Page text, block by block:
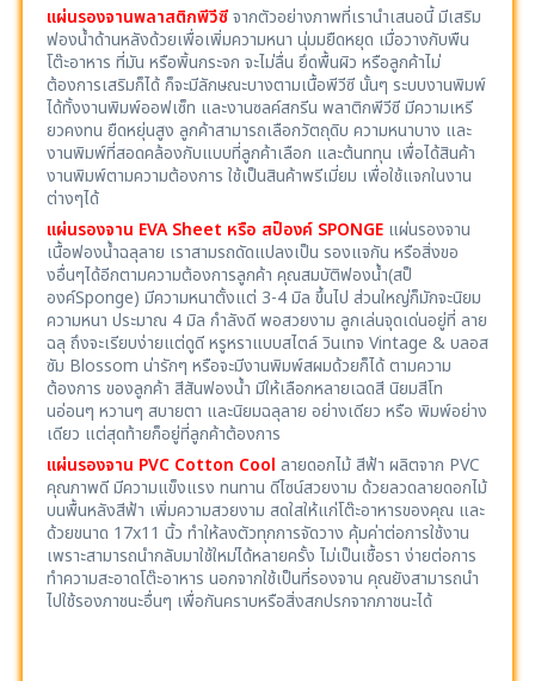
แผ่นรองจานพลาสติกพีวีซีจากตัวอย่างภาพที่เรานำเสนอนี้ มีเสริม
ฟองน้ำด้านหลังด้วยเพื่อเพิ่มความหนา นุ่มมยืดหยุด เมื่อวางกับพืน
โต๊ะอาหาร ที่มัน หรือพิ้นกระจก จะไม่ลื่น ยึดพื้นผิว หรือลูกค้าไม่
ต้องการเสริมก็ได้ ก็จะมีลักษณะบางตามเนื้อพีวีซี นั้นๆ ระบบงานพิมพ์
ได้ทั้งงานพิมพ์ออฟเซ็ท และงานซลค์สกรีน พลาติกพีวีซี มีความเหรี
ยวคงทน ยืดหยุ่นสูง ลูกค้าสามารถเลือกวัตถุดิบ ความหนาบาง และ
งานพิมพ์ที่สอดคล้องกับแบบที่ลูกค้าเลือก และต้นททุน เพื่อได้สินค้า
งานพิมพ์ตามความต้องการ ใช้เป็นสินค้าพรีเมี่ยม เพื่อใช้แจกในงาน
ต่างๆได้
แผ่นรองจาน EVA Sheet หรือ สป็องค์ SPONGEแผ่นรองจาน
เนื้อฟองน้ำฉลุลาย เราสามรถดัดแปลงเป็น รองแจกัน หรือสิ่งขอ
งอื่นๆได้อีกตามความต้องการลูกค้า คุณสมบัติฟองน้ำ(สป็
องค์Sponge) มีความหนาตั้งแต่ 3-4 มิล ขึ้นไป ส่วนใหญ่ก็มักจะนิยม
ความหนา ประมาณ 4 มิล กำลังดี พอสวยงาม ลูกเล่นจุดเด่นอยู่ที่ ลาย
ฉลุ ถึงจะเรียบง่ายแต่ดูดี หรูหราแบบสไตล์ วินเทจ Vintage & บลอส
ซัม Blossom น่ารักๆ หรือจะมีงานพิมพ์สผมด้วยก็ได้ ตามความ
ต้องการ ของลูกค้า สีสันฟองน้ำ มีให้เลือกหลายเฉดสี นิยมสีโท
นอ่อนๆ หวานๆ สบายตา และนิยมฉลุลาย อย่างเดียว หรือ พิมพ์อย่าง
เดียว แต่สุดท้ายก็อยู่ที่ลูกค้าต้องการ
แผ่นรองจาน PVC Cotton Cool ลายดอกไม้ สีฟ้า ผลิตจาก PVC
คุณภาพดี มีความแข็งแรง ทนทาน ดีไซน์สวยงาม ด้วยลวดลายดอกไม้
บนพื้นหลังสีฟ้า เพิ่มความสวยงาม สดใสให้แก่โต๊ะอาหารของคุณ และ
ด้วยขนาด 17x11 นิ้ว ทำให้ลงตัวทุกการจัดวาง คุ้มค่าต่อการใช้งาน
เพราะสามารถนำกลับมาใช้ใหม่ได้หลายครั้ง ไม่เป็นเชื้อรา ง่ายต่อการ
ทำความสะอาดโต๊ะอาหาร นอกจากใช้เป็นที่รองจาน คุณยังสามารถนำ
ไปใช้รองภาชนะอื่นๆ เพื่อกันคราบหรือสิ่งสกปรกจากภาชนะได้